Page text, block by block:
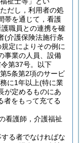
ただし，利用者の処
帯を通じて，看護
護職員との連携を確
(介護保険法施行条
定によりその例に
事業の人員、設備
第37号。以下
第5条第2項のサービ
に1年以上(特に業
が定めるものにあ
者をもって充てる
看護師，介護福祉
る者でなければな